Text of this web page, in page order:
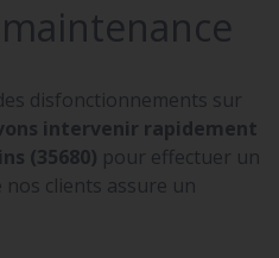
disfonctionnements sur
intervenir rapidement
(35680) pour effectuer un
clients assure un